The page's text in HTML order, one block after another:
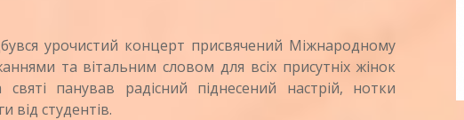
урочистий концерт присвячений Міжнародному
та вітальним словом для всіх присутніх жінок
панував радісний піднесений настрій, нотки
від студентів.